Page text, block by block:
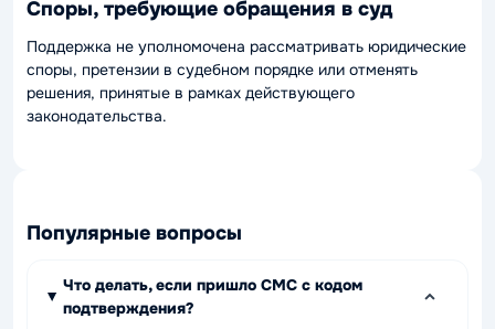
Споры, требующие обращения в суд
Поддержка не уполномочена рассматривать юридические
споры, претензии в судебном порядке или отменять
решения, принятые в рамках действующего
законодательства.
Популярные вопросы
Что делать, если пришло СМС с кодом
подтверждения?